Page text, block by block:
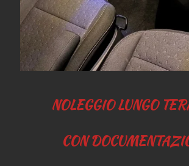
NOLEGGIO LUNGO
CON